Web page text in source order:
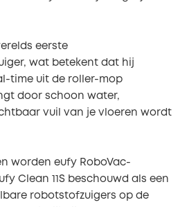
eerste
wat betekent dat hij
time uit de roller-mop
door schoon water,
vuil van je vloeren wordt
worden eufy RoboVac-
Clean 11S beschouwd als een
robotstofzuigers op de